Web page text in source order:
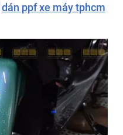
dán ppf xe máy tphcm